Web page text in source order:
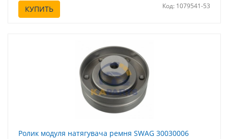
КУПИТЬ Код: 1079541-53
Ролик модуля натягувача ремня SWAG 30030006